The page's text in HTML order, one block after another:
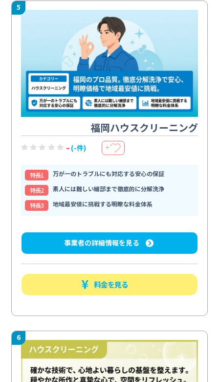
5
福岡ハウスクリーニング
- (-件) ＋
特⻑1
万が一のトラブルにも対応する安心の保証
特⻑2
素人には難しい細部まで徹底的に分解洗浄
特⻑3
地域最安値に挑戦する明瞭な料金体系
事業者の詳細情報を見る
料金を見る
6